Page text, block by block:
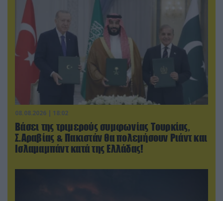
08.08.2026 | 18:02
Βάσει της τριμερούς συμφωνίας Τουρκίας,
Σ.Αραβίας & Πακιστάν θα πολεμήσουν Ριάντ και
Ισλαμαμπάντ κατά της Ελλάδας!